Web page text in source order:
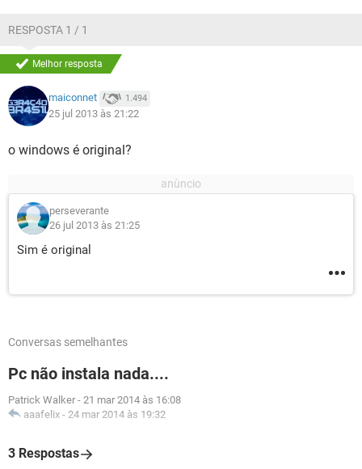
RESPOSTA 1 / 1
Melhor resposta
maiconnet 1.494
25 jul 2013 às 21:22
o windows é original?
perseverante
26 jul 2013 às 21:25
Sim é original
Conversas semelhantes
Pc não instala nada....
Patrick Walker - 21 mar 2014 às 16:08
aaafelix - 24 mar 2014 às 19:32
3 Respostas